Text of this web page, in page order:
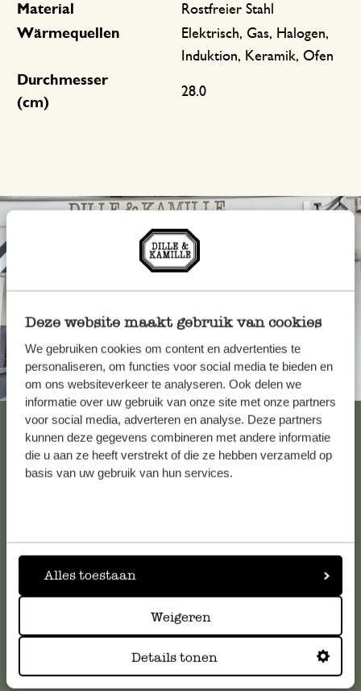
Deze website maakt gebruik van cookies
We gebruiken cookies om content en advertenties te
personaliseren, om functies voor social media te bieden en
om ons websiteverkeer te analyseren. Ook delen we
informatie over uw gebruik van onze site met onze partners
voor social media, adverteren en analyse. Deze partners
kunnen deze gegevens combineren met andere informatie
die u aan ze heeft verstrekt of die ze hebben verzameld op
basis van uw gebruik van hun services.
Alles toestaan
Weigeren
Details tonen
Material
Rostfreier Stahl
Wärmequellen
Elektrisch, Gas, Halogen,
Induktion, Keramik, Ofen
Durchmesser
(cm)
28.0
Immer in der Nähe
Alle 62 Geschäfte anzeigen
die Antworten auf häufig gestellte Fragen
kundenservice@dille-kamille.at
Online-Kundenservice